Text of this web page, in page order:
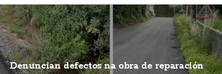
Denuncian defectos na obra de reparación